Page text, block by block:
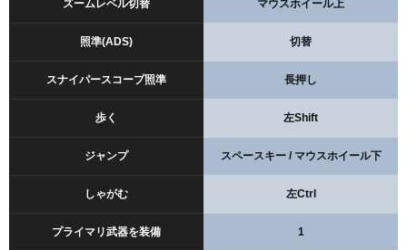
ズームレベル切替 マウスホイール上
照準(ADS) 切替
スナイパースコープ照準 長押し
歩く 左Shift
ジャンプ スペースキー / マウスホイール下
しゃがむ 左Ctrl
プライマリ武器を装備 1